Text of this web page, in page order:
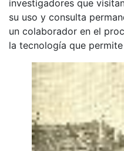
investigadores que
su uso y consulta
un colaborador en el
la tecnología que